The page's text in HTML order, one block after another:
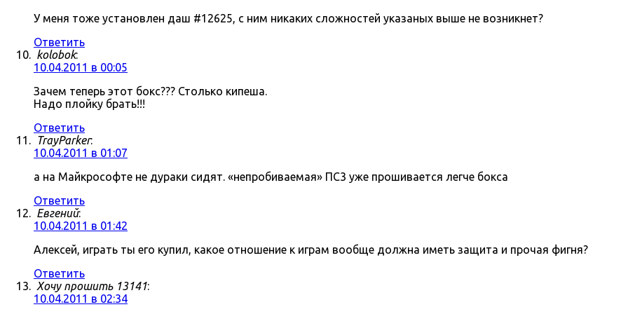
У меня тоже установлен даш #12625, с ним никаких сложностей указаных выше не возникнет?
Ответить
kolobok:
10.04.2011 в 00:05
Зачем теперь этот бокс??? Столько кипеша.
Надо плойку брать!!!
Ответить
TrayParker:
10.04.2011 в 01:07
а на Майкрософте не дураки сидят. «непробиваемая» ПС3 уже прошивается легче бокса
Ответить
Евгений:
10.04.2011 в 01:42
Алексей, играть ты его купил, какое отношение к играм вообще должна иметь защита и прочая фигня?
Ответить
Хочу прошить 13141:
10.04.2011 в 02:34